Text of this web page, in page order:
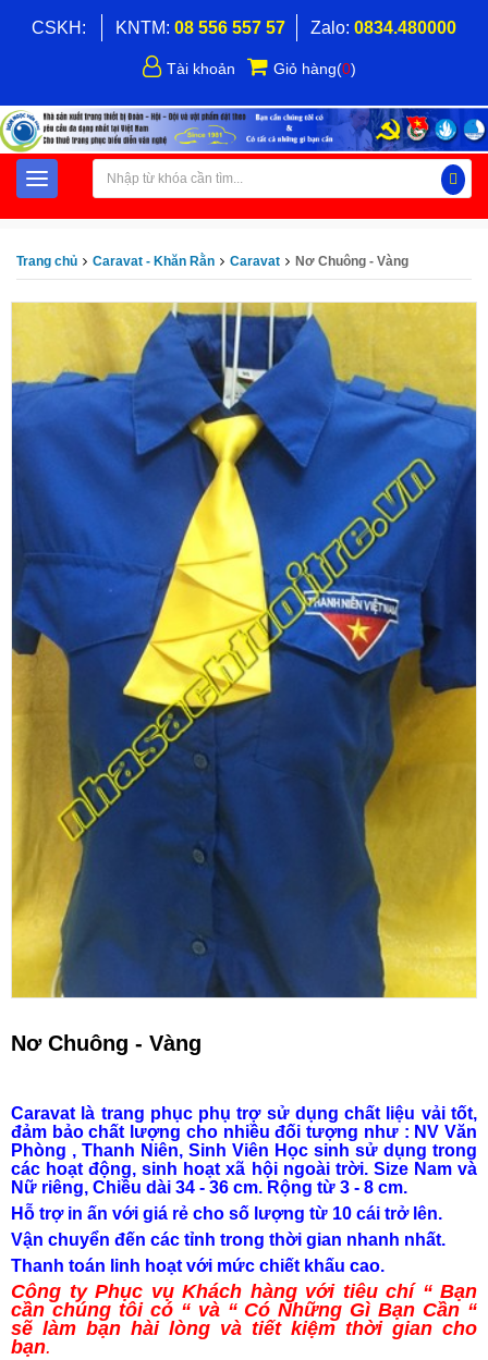
CSKH: KNTM: 08 556 557 57 Zalo: 0834.480000
Tài khoản Giỏ hàng(0)
Trang chủ Caravat - Khăn Rằn Caravat Nơ Chuông - Vàng
Nơ Chuông - Vàng
Caravat là trang phục phụ trợ sử dụng chất liệu vải tốt,
đảm bảo chất lượng cho nhiều đối tượng như : NV Văn
Phòng , Thanh Niên, Sinh Viên Học sinh sử dụng trong
các hoạt động, sinh hoạt xã hội ngoài trời. Size Nam và
Nữ riêng, Chiều dài 34 - 36 cm. Rộng từ 3 - 8 cm.
Hỗ trợ in ấn với giá rẻ cho số lượng từ 10 cái trở lên.
Vận chuyển đến các tỉnh trong thời gian nhanh nhất.
Thanh toán linh hoạt với mức chiết khấu cao.
Công ty Phục vụ Khách hàng với tiêu chí “ Bạn
cần chúng tôi có “ và “ Có Những Gì Bạn Cần “
sẽ làm bạn hài lòng và tiết kiệm thời gian cho
bạn.